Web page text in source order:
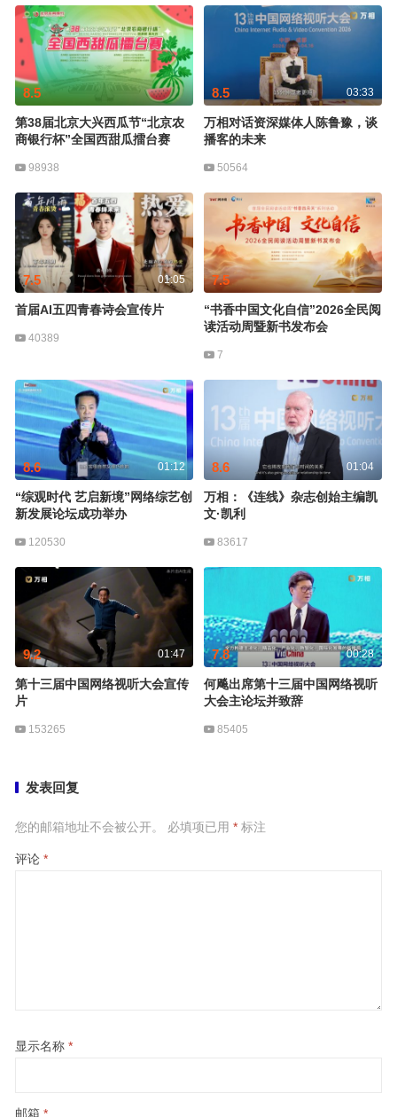
8.5
第38届北京大兴西瓜节“北京农
商银行杯”全国西甜瓜擂台赛
98938
03:33
8.5
万相对话资深媒体人陈鲁豫，谈
播客的未来
50564
01:05
7.5
首届AI五四青春诗会宣传片
40389
7.5
“书香中国文化自信”2026全民阅
读活动周暨新书发布会
7
01:12
8.6
“综观时代 艺启新境”网络综艺创
新发展论坛成功举办
120530
01:04
8.6
万相：《连线》杂志创始主编凯
文·凯利
83617
01:47
9.2
第十三届中国网络视听大会宣传
片
153265
00:28
7.8
何飚出席第十三届中国网络视听
大会主论坛并致辞
85405
发表回复
您的邮箱地址不会被公开。 必填项已用 *标注
评论 *
显示名称 *
邮箱 *